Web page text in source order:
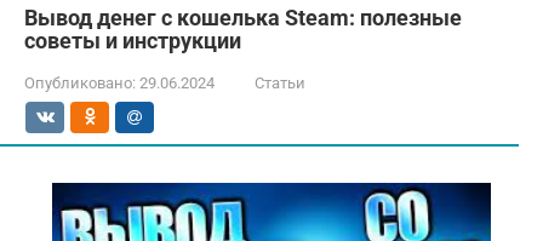
Вывод денег с кошелька Steam: полезные
советы и инструкции
Опубликовано: 29.06.2024 Статьи